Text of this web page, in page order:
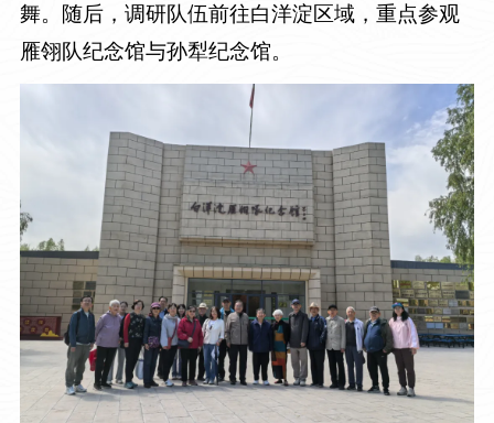
舞。随后，调研队伍前往白洋淀区域，重点参观
雁翎队纪念馆与孙犁纪念馆。